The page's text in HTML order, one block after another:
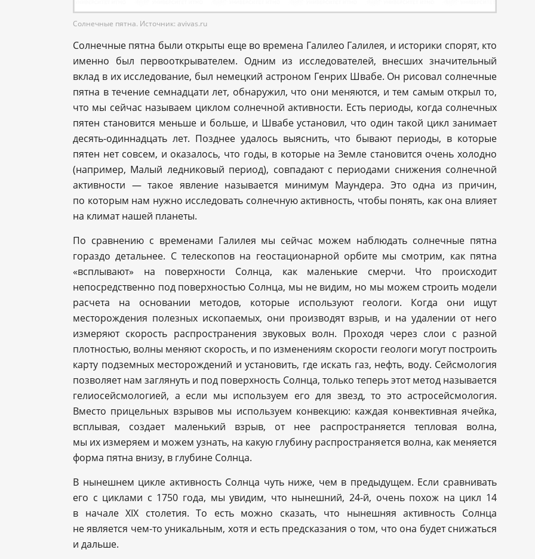
Солнечные пятна. Источник: avivas.ru
Солнечные пятна были открыты еще во времена Галилео Галилея, и историки спорят, кто
именно был первооткрывателем. Одним из исследователей, внесших значительный
вклад в их исследование, был немецкий астроном Генрих Швабе. Он рисовал солнечные
пятна в течение семнадцати лет, обнаружил, что они меняются, и тем самым открыл то,
что мы сейчас называем циклом солнечной активности. Есть периоды, когда солнечных
пятен становится меньше и больше, и Швабе установил, что один такой цикл занимает
десять-одиннадцать лет. Позднее удалось выяснить, что бывают периоды, в которые
пятен нет совсем, и оказалось, что годы, в которые на Земле становится очень холодно
(например, Малый ледниковый период), совпадают с периодами снижения солнечной
активности — такое явление называется минимум Маундера. Это одна из причин,
по которым нам нужно исследовать солнечную активность, чтобы понять, как она влияет
на климат нашей планеты.
По сравнению с временами Галилея мы сейчас можем наблюдать солнечные пятна
гораздо детальнее. С телескопов на геостационарной орбите мы смотрим, как пятна
«всплывают» на поверхности Солнца, как маленькие смерчи. Что происходит
непосредственно под поверхностью Солнца, мы не видим, но мы можем строить модели
расчета на основании методов, которые используют геологи. Когда они ищут
месторождения полезных ископаемых, они производят взрыв, и на удалении от него
измеряют скорость распространения звуковых волн. Проходя через слои с разной
плотностью, волны меняют скорость, и по изменениям скорости геологи могут построить
карту подземных месторождений и установить, где искать газ, нефть, воду. Сейсмология
позволяет нам заглянуть и под поверхность Солнца, только теперь этот метод называется
гелиосейсмологией, а если мы используем его для звезд, то это астросейсмология.
Вместо прицельных взрывов мы используем конвекцию: каждая конвективная ячейка,
всплывая, создает маленький взрыв, от нее распространяется тепловая волна,
мы их измеряем и можем узнать, на какую глубину распространяется волна, как меняется
форма пятна внизу, в глубине Солнца.
В нынешнем цикле активность Солнца чуть ниже, чем в предыдущем. Если сравнивать
его с циклами с 1750 года, мы увидим, что нынешний, 24-й, очень похож на цикл 14
в начале XIX столетия. То есть можно сказать, что нынешняя активность Солнца
не является чем-то уникальным, хотя и есть предсказания о том, что она будет снижаться
и дальше.